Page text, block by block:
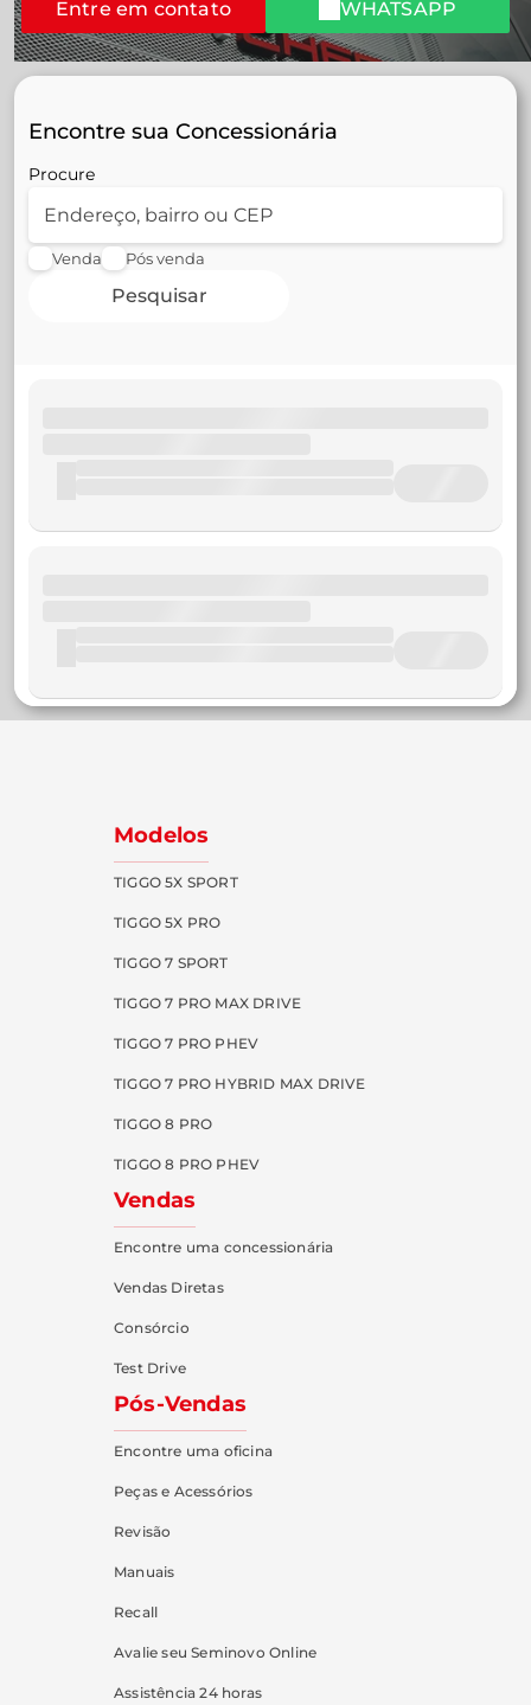
Entre em contato WHATSAPP
Encontre sua Concessionária
Procure
Venda Pós venda
Pesquisar
Modelos
TIGGO 5X SPORT
TIGGO 5X PRO
TIGGO 7 SPORT
TIGGO 7 PRO MAX DRIVE
TIGGO 7 PRO PHEV
TIGGO 7 PRO HYBRID MAX DRIVE
TIGGO 8 PRO
TIGGO 8 PRO PHEV
Vendas
Encontre uma concessionária
Vendas Diretas
Consórcio
Test Drive
Pós-Vendas
Encontre uma oficina
Peças e Acessórios
Revisão
Manuais
Recall
Avalie seu Seminovo Online
Assistência 24 horas